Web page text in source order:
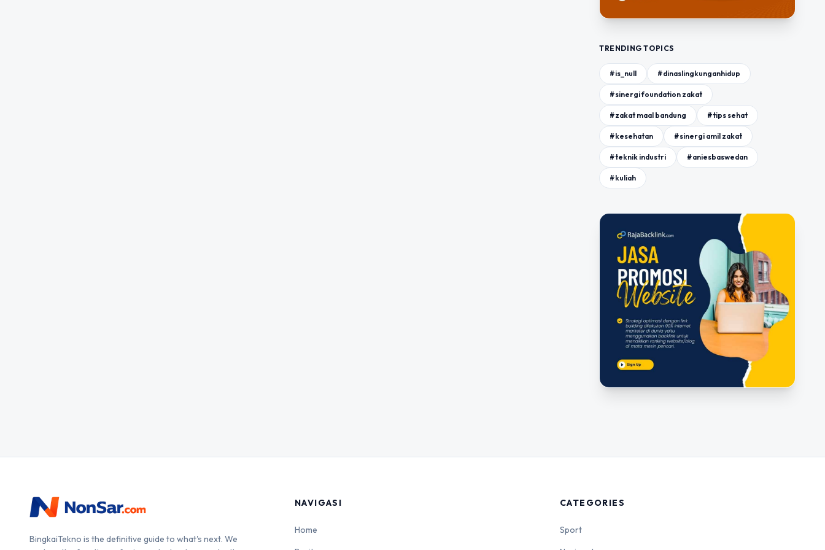
TRENDING TOPICS
#is_null #dinaslingkunganhidup
#sinergi foundation zakat
#zakat maal bandung #tips sehat
#kesehatan #sinergi amil zakat
#teknik industri #aniesbaswedan
#kuliah
BingkaiTekno is the definitive guide to what's next. We
NAVIGASI
Home
CATEGORIES
Sport